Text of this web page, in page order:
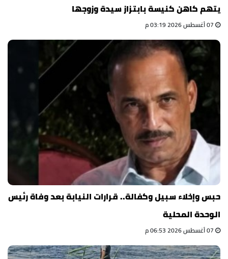
يتهم كاهن كنيسة بابتزاز سيدة وزوجها
حبس وإخلاء سبيل وكفالة.. قرارات النيابة بعد وفاة رئيس
الوحدة المحلية